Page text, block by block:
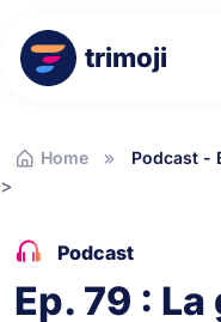
trimoji
Home Podcast -
>
Podcast
Ep. 79 :